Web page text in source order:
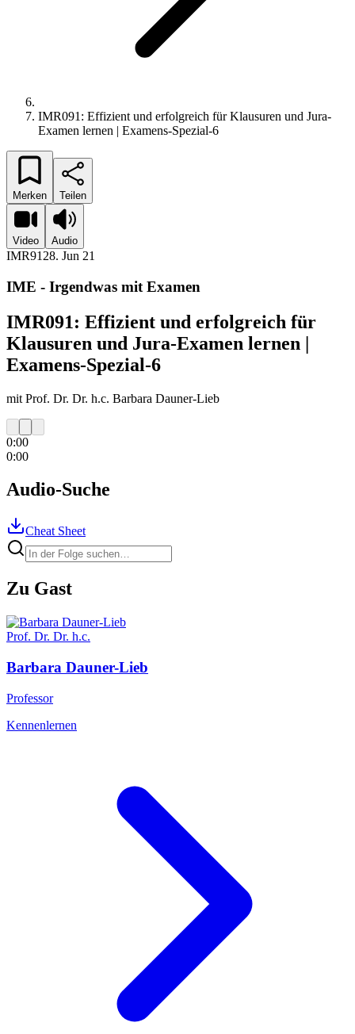
IMR091: Effizient und erfolgreich für Klausuren und Jura-
Examen lernen | Examens-Spezial-6
Merken Teilen
Video Audio
IMR91 28. Jun 21
IME - Irgendwas mit Examen
IMR091: Effizient und erfolgreich für
Klausuren und Jura-Examen lernen |
Examens-Spezial-6
mit Prof. Dr. Dr. h.c. Barbara Dauner-Lieb
0:00
0:00
Audio-Suche
Cheat Sheet
Zu Gast
Prof. Dr. Dr. h.c.
Barbara Dauner-Lieb
Professor
Kennenlernen